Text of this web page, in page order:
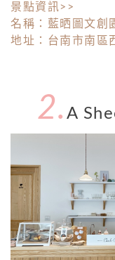
景點資訊>>
名稱：藍晒圖文創
地址：台南市南區
2. A